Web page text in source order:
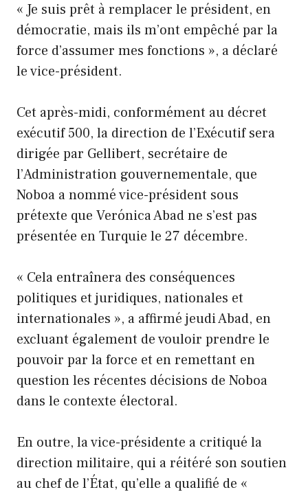
« Je suis prêt à remplacer le président, en
démocratie, mais ils m’ont empêché par la
force d’assumer mes fonctions », a déclaré
le vice-président.
Cet après-midi, conformément au décret
exécutif 500, la direction de l’Exécutif sera
dirigée par Gellibert, secrétaire de
l’Administration gouvernementale, que
Noboa a nommé vice-président sous
prétexte que Verónica Abad ne s’est pas
présentée en Turquie le 27 décembre.
« Cela entraînera des conséquences
politiques et juridiques, nationales et
internationales », a affirmé jeudi Abad, en
excluant également de vouloir prendre le
pouvoir par la force et en remettant en
question les récentes décisions de Noboa
dans le contexte électoral.
En outre, la vice-présidente a critiqué la
direction militaire, qui a réitéré son soutien
au chef de l’État, qu’elle a qualifié de «